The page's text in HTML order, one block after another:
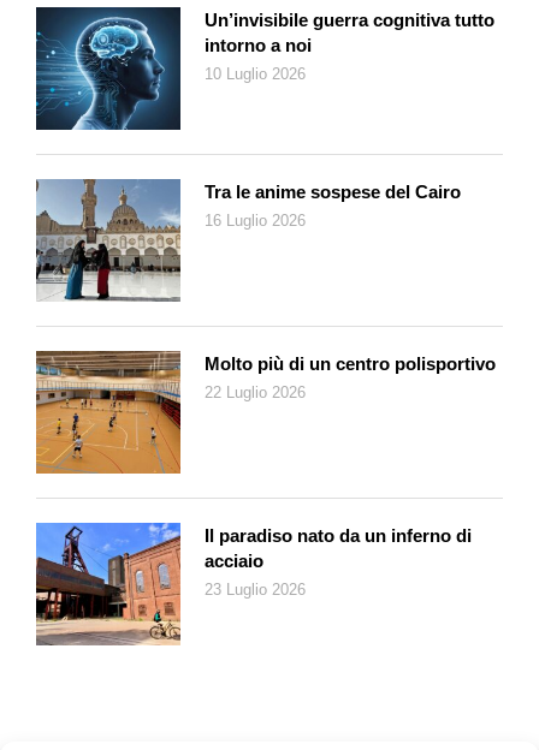
Un’invisibile guerra cognitiva tutto
intorno a noi
10 Luglio 2026
Tra le anime sospese del Cairo
16 Luglio 2026
Molto più di un centro polisportivo
22 Luglio 2026
Il paradiso nato da un inferno di
acciaio
23 Luglio 2026